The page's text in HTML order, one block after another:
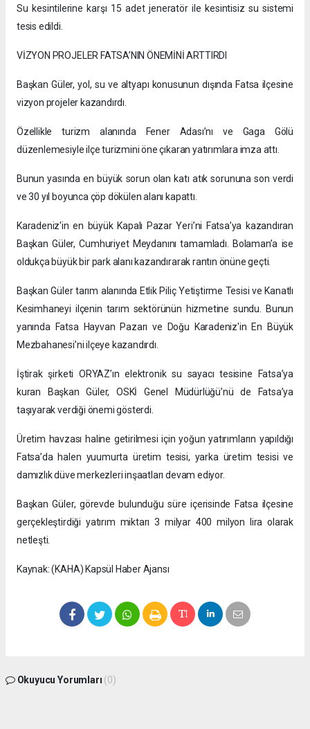
Su kesintilerine karşı 15 adet jeneratör ile kesintisiz su sistemi
tesis edildi.
VİZYON PROJELER FATSA’NIN ÖNEMİNİ ARTTIRDI
Başkan Güler, yol, su ve altyapı konusunun dışında Fatsa ilçesine
vizyon projeler kazandırdı.
Özellikle turizm alanında Fener Adası’nı ve Gaga Gölü
düzenlemesiyle ilçe turizmini öne çıkaran yatırımlara imza attı.
Bunun yasında en büyük sorun olan katı atık sorununa son verdi
ve 30 yıl boyunca çöp dökülen alanı kapattı.
Karadeniz'in en büyük Kapalı Pazar Yeri’ni Fatsa’ya kazandıran
Başkan Güler, Cumhuriyet Meydanını tamamladı. Bolaman’a ise
oldukça büyük bir park alanı kazandırarak rantın önüne geçti.
Başkan Güler tarım alanında Etlik Piliç Yetiştirme Tesisi ve Kanatlı
Kesimhaneyi ilçenin tarım sektörünün hizmetine sundu. Bunun
yanında Fatsa Hayvan Pazarı ve Doğu Karadeniz'in En Büyük
Mezbahanesi’ni ilçeye kazandırdı.
İştirak şirketi ORYAZ’ın elektronik su sayacı tesisine Fatsa’ya
kuran Başkan Güler, OSKİ Genel Müdürlüğü’nü de Fatsa’ya
taşıyarak verdiği önemi gösterdi.
Üretim havzası haline getirilmesi için yoğun yatırımların yapıldığı
Fatsa’da halen yuumurta üretim tesisi, yarka üretim tesisi ve
damızlık düve merkezleri inşaatları devam ediyor.
Başkan Güler, görevde bulunduğu süre içerisinde Fatsa ilçesine
gerçekleştirdiği yatırım miktarı 3 milyar 400 milyon lira olarak
netleşti.
Kaynak: (KAHA) Kapsül Haber Ajansı
Okuyucu Yorumları (0)